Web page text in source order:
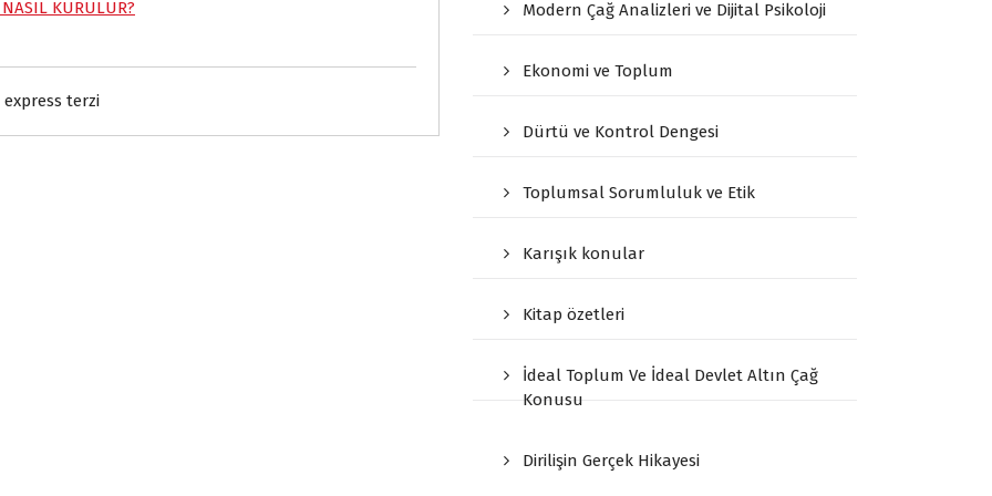
KURULUR?
express terzi
Modern Çağ Analizleri ve Dijital Psikoloji
Ekonomi ve Toplum
Dürtü ve Kontrol Dengesi
Toplumsal Sorumluluk ve Etik
Karışık konular
Kitap özetleri
İdeal Toplum Ve İdeal Devlet Altın Çağ
Konusu
Dirilişin Gerçek Hikayesi